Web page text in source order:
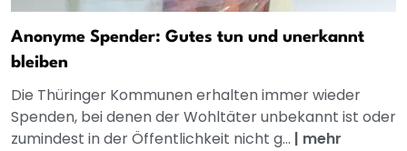
Anonyme Spender: Gutes tun und unerkannt
bleiben
Die Thüringer Kommunen erhalten immer wieder
Spenden, bei denen der Wohltäter unbekannt ist oder
zumindest in der Öffentlichkeit nicht g... | mehr